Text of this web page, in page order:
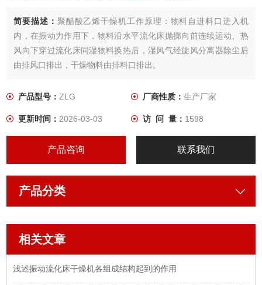
简要描述： 聚醋酸乙烯干燥机工作原理：物料自进料口进入机
内，在振动力作用下，物料沿水平流化床抛掷向前连续运动、热
风向下穿过流化床同湿物料换热后，湿风气经旋风分离器除尘后
由排风口排出，干燥物料由排料口排出。
产品型号：ZLG 厂商性质： 生产厂家
更新时间：2026-03-03 访 问 量： 1598
产品咨询 联系我们
产品分类
相关文章
浅述振动流化床干燥机各组成结构起到的作用